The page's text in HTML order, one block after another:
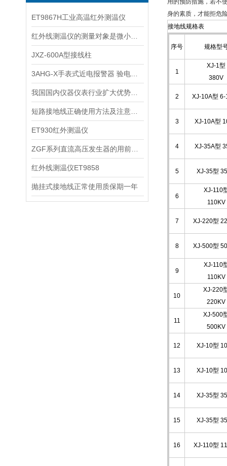
ET9867H工业高温红外测温仪
JXZ-600A型接线柱
ET930红外测温仪
红外线测温仪ET9858
抛挂式接地线正常使用质保期一年
用的预防措施，若不
身的素质，才能拒危
接地线规格表
序号 规格型
1
XJ-1型
380V
2 XJ-10A型 6-
3 XJ-10A型
4 XJ-35A型
5 XJ-35型
6
XJ-110
110KV
7 XJ-220型
8 XJ-500型
9
XJ-110
110KV
10
XJ-220
220KV
11
XJ-500
500KV
12 XJ-10型
13 XJ-10型
14 XJ-35型
15 XJ-35型
16 XJ-110型